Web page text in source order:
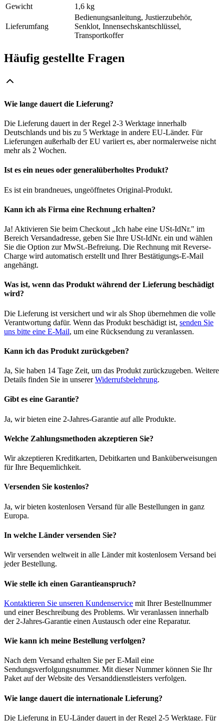
Gewicht
1,6 kg
Lieferumfang
Bedienungsanleitung, Justierzubehör,
Senklot, Innensechskantschlüssel,
Transportkoffer
Häufig gestellte Fragen
Wie lange dauert die Lieferung?
Die Lieferung dauert in der Regel 2-3 Werktage innerhalb
Deutschlands und bis zu 5 Werktage in andere EU-Länder. Für
Lieferungen außerhalb der EU variiert es, aber normalerweise nicht
mehr als 2 Wochen.
Ist es ein neues oder generalüberholtes Produkt?
Es ist ein brandneues, ungeöffnetes Original-Produkt.
Kann ich als Firma eine Rechnung erhalten?
Ja! Aktivieren Sie beim Checkout „Ich habe eine USt-IdNr." im
Bereich Versandadresse, geben Sie Ihre USt-IdNr. ein und wählen
Sie die Option zur MwSt.-Befreiung. Die Rechnung mit Reverse-
Charge wird automatisch erstellt und Ihrer Bestätigungs-E-Mail
angehängt.
Was ist, wenn das Produkt während der Lieferung beschädigt
wird?
Die Lieferung ist versichert und wir als Shop übernehmen die volle
Verantwortung dafür. Wenn das Produkt beschädigt ist, senden Sie
uns bitte eine E-Mail, um eine Rücksendung zu veranlassen.
Kann ich das Produkt zurückgeben?
Ja, Sie haben 14 Tage Zeit, um das Produkt zurückzugeben. Weitere
Details finden Sie in unsererWiderrufsbelehrung.
Gibt es eine Garantie?
Ja, wir bieten eine 2-Jahres-Garantie auf alle Produkte.
Welche Zahlungsmethoden akzeptieren Sie?
Wir akzeptieren Kreditkarten, Debitkarten und Banküberweisungen
für Ihre Bequemlichkeit.
Versenden Sie kostenlos?
Ja, wir bieten kostenlosen Versand für alle Bestellungen in ganz
Europa.
In welche Länder versenden Sie?
Wir versenden weltweit in alle Länder mit kostenlosem Versand bei
jeder Bestellung.
Wie stelle ich einen Garantieanspruch?
Kontaktieren Sie unseren Kundenservice mit Ihrer Bestellnummer
und einer Beschreibung des Problems. Wir veranlassen innerhalb
der 2-Jahres-Garantie einen Austausch oder eine Reparatur.
Wie kann ich meine Bestellung verfolgen?
Nach dem Versand erhalten Sie per E-Mail eine
Sendungsverfolgungsnummer. Mit dieser Nummer können Sie Ihr
Paket auf der Website des Versanddienstleisters verfolgen.
Wie lange dauert die internationale Lieferung?
Die Lieferung in EU-Länder dauert in der Regel 2-5 Werktage. Für